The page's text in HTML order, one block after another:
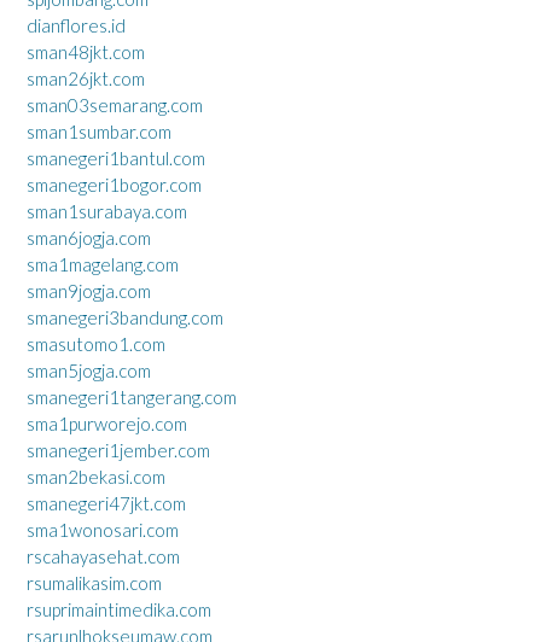
dianflores.id
sman48jkt.com
sman26jkt.com
sman03semarang.com
sman1sumbar.com
smanegeri1bantul.com
smanegeri1bogor.com
sman1surabaya.com
sman6jogja.com
sma1magelang.com
sman9jogja.com
smanegeri3bandung.com
smasutomo1.com
sman5jogja.com
smanegeri1tangerang.com
sma1purworejo.com
smanegeri1jember.com
sman2bekasi.com
smanegeri47jkt.com
sma1wonosari.com
rscahayasehat.com
rsumalikasim.com
rsuprimaintimedika.com
rsarunlhokseumaw.com